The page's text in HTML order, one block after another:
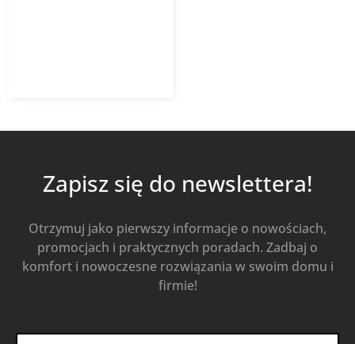
Zapisz się do newslettera!
Otrzymuj jako pierwszy informacje o nowościach,
promocjach i praktycznych poradach. Zadbaj o
komfort i nowoczesne rozwiązania w swoim domu i
firmie!